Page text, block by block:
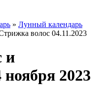
» Лунный календарь
волос 04.11.2023
и
2023